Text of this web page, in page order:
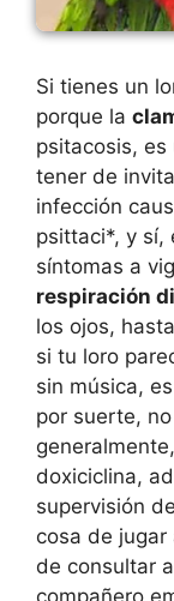
Si tienes un
porque la
psitacosis,
tener de
infección
psittaci*, y sí,
síntomas a
respiración
los ojos, hasta
si tu loro
sin música,
por suerte,
doxiciclina,
supervisión
cosa de jugar
de consultar
compañero